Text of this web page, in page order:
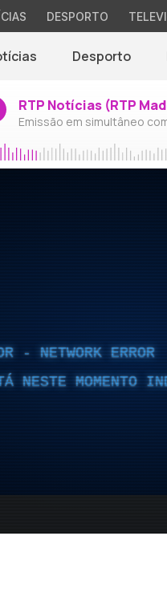
DESPORTO
Desporto
RTP Notícias (RTP
Emissão em simultâneo
- NETWORK ERROR
NESTE MOMENTO